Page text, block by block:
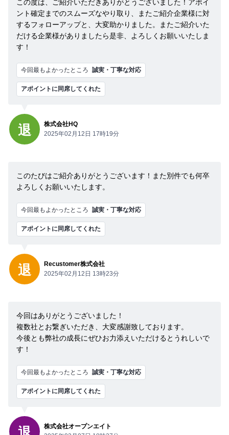
この度は、ご紹介いただきありがとうございました！アポイ
ント確定までのスムーズなやり取り、またご紹介企業様に対
するフォローアップと、大変助かりました。またご紹介いた
だける企業様がありましたら是非、よろしくお願いいたしま
す！
今回最もよかったところ 誠実・丁寧な対応
アポイントに同席してくれた
退
株式会社HQ
2025年02月12日 17時19分
このたびはご紹介ありがとうございます！また別件でも何卒
よろしくお願いいたします。
今回最もよかったところ 誠実・丁寧な対応
アポイントに同席してくれた
退
Recustomer株式会社
2025年02月12日 13時23分
今回はありがとうございました！
複数社とお繋ぎいただき、大変感謝致しております。
今後とも弊社の成長にぜひお力添えいただけるとうれしいで
す！
今回最もよかったところ 誠実・丁寧な対応
アポイントに同席してくれた
株式会社オープンエイト